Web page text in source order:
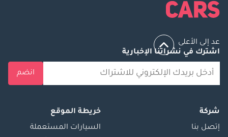
عد إلى الأعلى
اشترك في نشراتنا الإخبارية
انضم
شركة
إتصل بنا
خريطة الموقع
السيارات المستعملة